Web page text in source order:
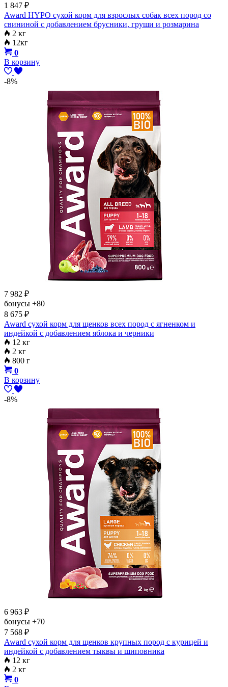
1 847 ₽
Award HYPO сухой корм для взрослых собак всех пород со
свининой с добавлением брусники, груши и розмарина
2 кг
12кг
0
В корзину
-8%
7 982 ₽
бонусы +80
8 675 ₽
Award сухой корм для щенков всех пород с ягненком и
индейкой с добавлением яблока и черники
12 кг
2 кг
800 г
0
В корзину
-8%
6 963 ₽
бонусы +70
7 568 ₽
Award сухой корм для щенков крупных пород с курицей и
индейкой с добавлением тыквы и шиповника
12 кг
2 кг
0